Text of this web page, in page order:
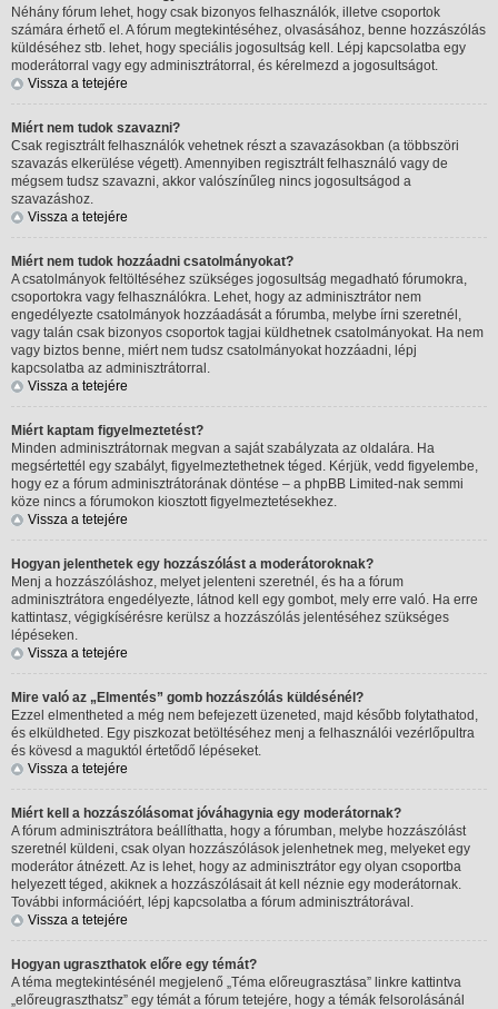
Néhány fórum lehet, hogy csak bizonyos felhasználók, illetve csoportok
számára érhető el. A fórum megtekintéséhez, olvasásához, benne hozzászólás
küldéséhez stb. lehet, hogy speciális jogosultság kell. Lépj kapcsolatba egy
moderátorral vagy egy adminisztrátorral, és kérelmezd a jogosultságot.
Vissza a tetejére
Miért nem tudok szavazni?
Csak regisztrált felhasználók vehetnek részt a szavazásokban (a többszöri
szavazás elkerülése végett). Amennyiben regisztrált felhasználó vagy de
mégsem tudsz szavazni, akkor valószínűleg nincs jogosultságod a
szavazáshoz.
Vissza a tetejére
Miért nem tudok hozzáadni csatolmányokat?
A csatolmányok feltöltéséhez szükséges jogosultság megadható fórumokra,
csoportokra vagy felhasználókra. Lehet, hogy az adminisztrátor nem
engedélyezte csatolmányok hozzáadását a fórumba, melybe írni szeretnél,
vagy talán csak bizonyos csoportok tagjai küldhetnek csatolmányokat. Ha nem
vagy biztos benne, miért nem tudsz csatolmányokat hozzáadni, lépj
kapcsolatba az adminisztrátorral.
Vissza a tetejére
Miért kaptam figyelmeztetést?
Minden adminisztrátornak megvan a saját szabályzata az oldalára. Ha
megsértettél egy szabályt, figyelmeztethetnek téged. Kérjük, vedd figyelembe,
hogy ez a fórum adminisztrátorának döntése – a phpBB Limited-nak semmi
köze nincs a fórumokon kiosztott figyelmeztetésekhez.
Vissza a tetejére
Hogyan jelenthetek egy hozzászólást a moderátoroknak?
Menj a hozzászóláshoz, melyet jelenteni szeretnél, és ha a fórum
adminisztrátora engedélyezte, látnod kell egy gombot, mely erre való. Ha erre
kattintasz, végigkísérésre kerülsz a hozzászólás jelentéséhez szükséges
lépéseken.
Vissza a tetejére
Mire való az „Elmentés” gomb hozzászólás küldésénél?
Ezzel elmentheted a még nem befejezett üzeneted, majd később folytathatod,
és elküldheted. Egy piszkozat betöltéséhez menj a felhasználói vezérlőpultra
és kövesd a maguktól értetődő lépéseket.
Vissza a tetejére
Miért kell a hozzászólásomat jóváhagynia egy moderátornak?
A fórum adminisztrátora beállíthatta, hogy a fórumban, melybe hozzászólást
szeretnél küldeni, csak olyan hozzászólások jelenhetnek meg, melyeket egy
moderátor átnézett. Az is lehet, hogy az adminisztrátor egy olyan csoportba
helyezett téged, akiknek a hozzászólásait át kell néznie egy moderátornak.
További információért, lépj kapcsolatba a fórum adminisztrátorával.
Vissza a tetejére
Hogyan ugraszthatok előre egy témát?
A téma megtekintésénél megjelenő „Téma előreugrasztása” linkre kattintva
„előreugraszthatsz” egy témát a fórum tetejére, hogy a témák felsorolásánál